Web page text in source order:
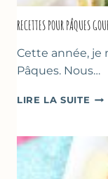
RECETTES POUR PÂQUES
Cette année, je
Pâques. Nous…
LIRE LA SUITE